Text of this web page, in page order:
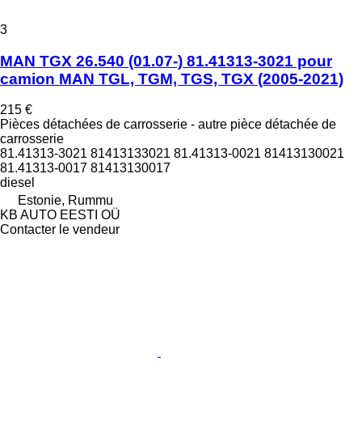
3
MAN TGX 26.540 (01.07-) 81.41313-3021 pour
camion MAN TGL, TGM, TGS, TGX (2005-2021)
215 €
Pièces détachées de carrosserie - autre pièce détachée de
carrosserie
81.41313-3021 81413133021 81.41313-0021 81413130021
81.41313-0017 81413130017
diesel
Estonie, Rummu
KB AUTO EESTI OÜ
Contacter le vendeur